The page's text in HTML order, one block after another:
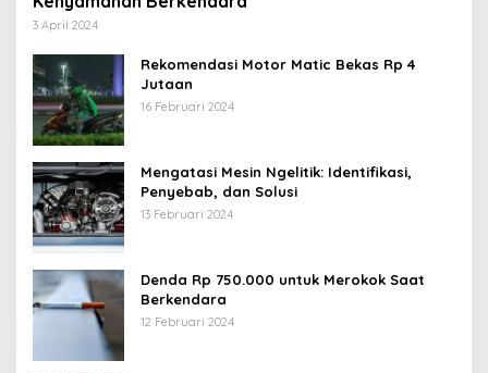
3 April 2024
Rekomendasi Motor Matic Bekas Rp 4
Jutaan
16 Februari 2024
Mengatasi Mesin Ngelitik: Identifikasi,
Penyebab, dan Solusi
13 Februari 2024
Denda Rp 750.000 untuk Merokok Saat
Berkendara
12 Februari 2024